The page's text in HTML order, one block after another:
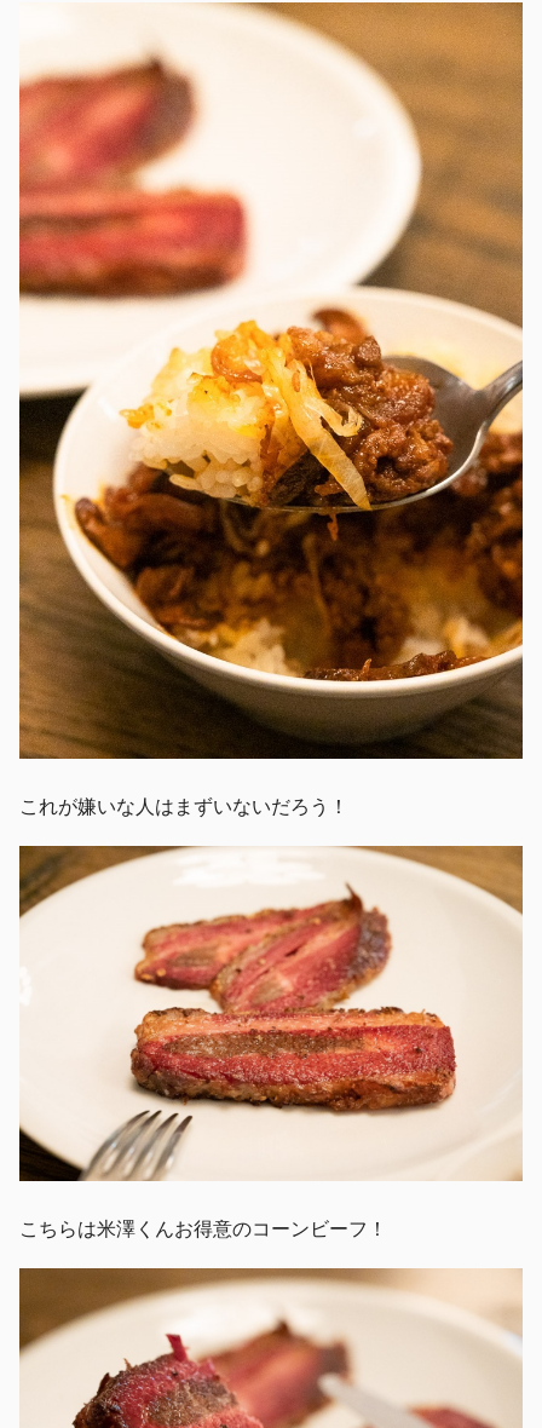
これが嫌いな人はまずいないだろう！
こちらは米澤くんお得意のコーンビーフ！